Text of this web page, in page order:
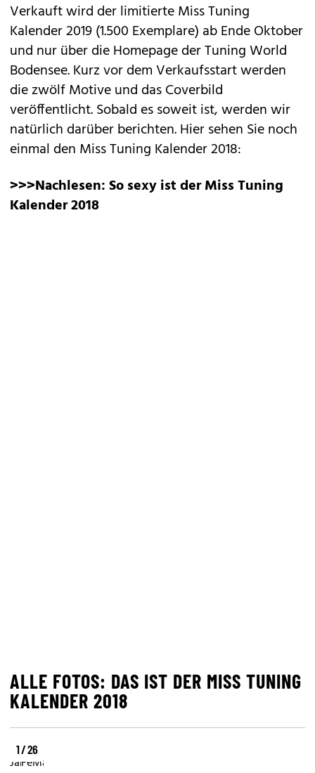
Verkauft wird der limitierte Miss Tuning
Kalender 2019 (1.500 Exemplare) ab Ende Oktober
und nur über die Homepage der Tuning World
Bodensee. Kurz vor dem Verkaufsstart werden
die zwölf Motive und das Coverbild
veröffentlicht. Sobald es soweit ist, werden wir
natürlich darüber berichten. Hier sehen Sie noch
einmal den Miss Tuning Kalender 2018:
>>>Nachlesen:So sexy ist der Miss Tuning
Kalender 2018
ALLE FOTOS: DAS IST DER MISS TUNING
KALENDER 2018
1 / 26
JännerIm
FebruarFür
MärzDer